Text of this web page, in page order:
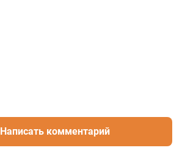
Написать комментарий